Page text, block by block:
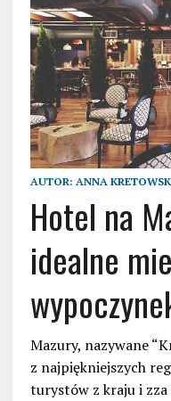
AUTOR: ANNA
Hotel na
idealne
Mazury, nazywane
z najpiękniejszych
turystów z kraju i